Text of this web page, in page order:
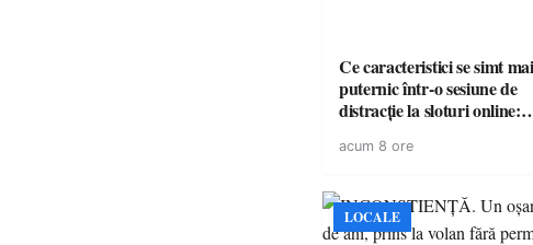
Ce caracteristici se simt mai
puternic într-o sesiune de
distracție la sloturi online:
acum 8 ore
LOCALE